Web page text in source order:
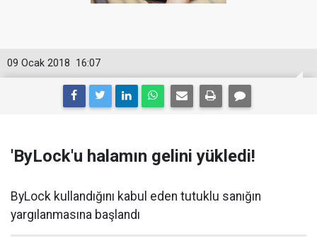
16:07
09 Ocak 2018
'ByLock'u halamın gelini yükledi!
ByLock kullandığını kabul eden tutuklu sanığın
yargılanmasına başlandı